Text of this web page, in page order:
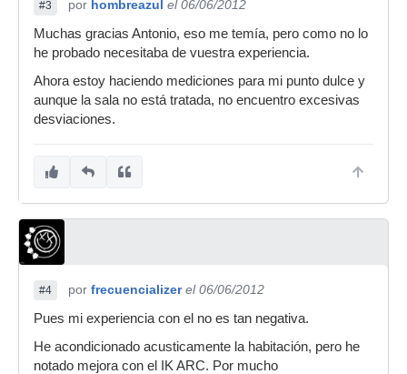
#3 por hombreazul el 06/06/2012
Muchas gracias Antonio, eso me temía, pero como no lo
he probado necesitaba de vuestra experiencia.
Ahora estoy haciendo mediciones para mi punto dulce y
aunque la sala no está tratada, no encuentro excesivas
desviaciones.
#4 por frecuencializer el 06/06/2012
Pues mi experiencia con el no es tan negativa.
He acondicionado acusticamente la habitación, pero he
notado mejora con el IK ARC. Por mucho